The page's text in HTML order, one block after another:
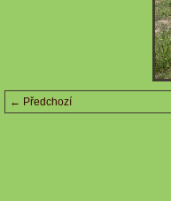
← Předchozí